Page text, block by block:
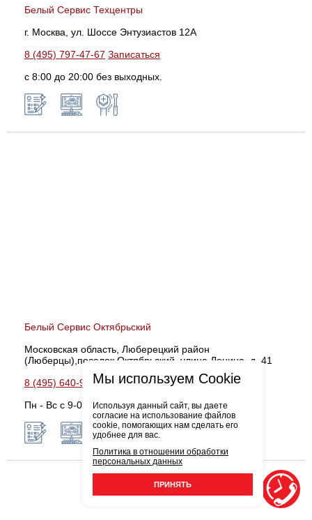
Белый Сервис Техцентры
г. Москва, ул. Шоссе Энтузиастов 12А
8 (495) 797-47-67 Записаться
с 8:00 до 20:00 без выходных.
Белый Сервис Октябрьский
Московская область, Люберецкий район
(Люберцы),поселок Октябрьский, улица Ленина, д. 41
8 (495) 640-99-18 Записаться
Пн - Вс с 9-00 до 21-00
Мы используем Cookie
Используя данный сайт, вы даете
согласие на использование файлов
cookie, помогающих нам сделать его
удобнее для вас.
Политика в отношении обработки
персональных данных
ПРИНЯТЬ